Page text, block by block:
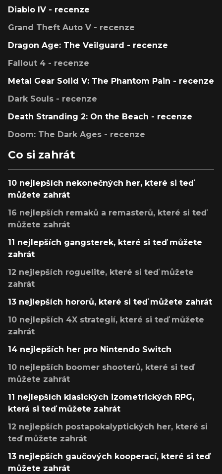
Diablo IV - recenze
Grand Theft Auto V - recenze
Dragon Age: The Veilguard - recenze
Fallout 4 - recenze
Metal Gear Solid V: The Phantom Pain - recenze
Dark Souls - recenze
Death Stranding 2: On the Beach - recenze
Doom: The Dark Ages - recenze
Co si zahrát
10 nejlepších nekonečných her, které si teď
můžete zahrát
16 nejlepších remaků a remasterů, které si teď
můžete zahrát
11 nejlepších gangsterek, které si teď můžete
zahrát
12 nejlepších roguelite, které si teď můžete
zahrát
13 nejlepších hororů, které si teď můžete zahrát
10 nejlepších 4X strategií, které si teď můžete
zahrát
14 nejlepších her pro Nintendo Switch
10 nejlepších boomer shooterů, které si teď
můžete zahrát
11 nejlepších klasických izometrických RPG,
která si teď můžete zahrát
12 nejlepších postapokalyptických her, které si
teď můžete zahrát
13 nejlepších gaučových kooperací, které si teď
můžete zahrát